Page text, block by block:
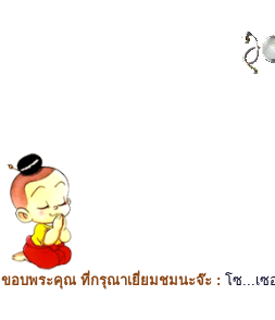
ขอบพระคุณ ที่กรุณาเยี่ยมชมนะจ๊ะ : โซ...เซ